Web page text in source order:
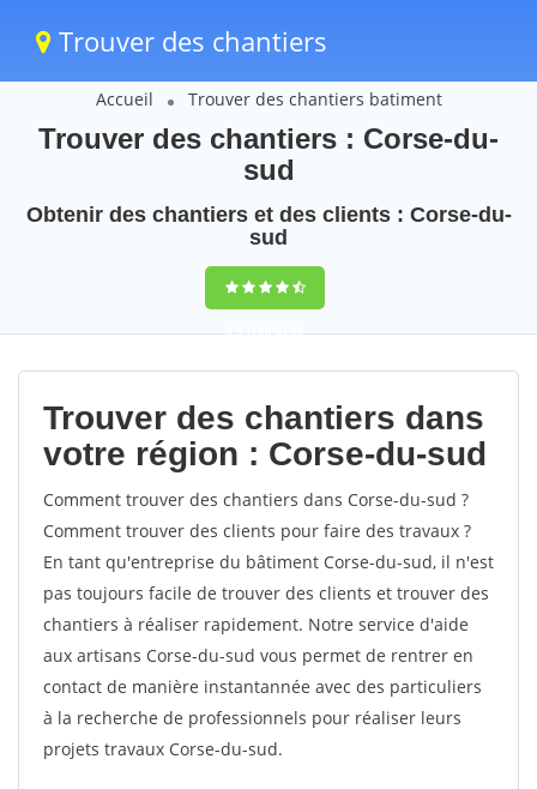
Trouver des chantiers
Accueil Trouver des chantiers batiment
Trouver des chantiers : Corse-du-
sud
Obtenir des chantiers et des clients : Corse-du-
sud
9,5(100%)38
votes
Trouver des chantiers dans
votre région : Corse-du-sud
Comment trouver des chantiers dans Corse-du-sud ?
Comment trouver des clients pour faire des travaux ?
En tant qu'entreprise du bâtiment Corse-du-sud, il n'est
pas toujours facile de trouver des clients et trouver des
chantiers à réaliser rapidement. Notre service d'aide
aux artisans Corse-du-sud vous permet de rentrer en
contact de manière instantannée avec des particuliers
à la recherche de professionnels pour réaliser leurs
projets travaux Corse-du-sud.